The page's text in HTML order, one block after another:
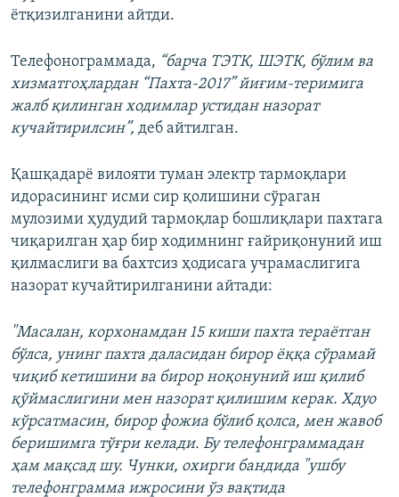
ётқизилганини айтди.
Телефонограммада, “барча ТЭТК, ШЭТК, бўлим ва
хизматгоҳлардан “Пахта-2017” йиғим-теримига
жалб қилинган ходимлар устидан назорат
кучайтирилсин”, деб айтилган.
Қашқадарё вилояти туман электр тармоқлари
идорасининг исми сир қолишини сўраган
мулозими ҳудудий тармоқлар бошлиқлари пахтага
чиқарилган ҳар бир ходимнинг ғайриқонуний иш
қилмаслиги ва бахтсиз ҳодисага учрамаслигига
назорат кучайтирилганини айтади:
"Масалан, корхонамдан 15 киши пахта тераётган
бўлса, унинг пахта даласидан бирор ёққа сўрамай
чиқиб кетишини ва бирор ноқонуний иш қилиб
қўймаслигини мен назорат қилишим керак. Хдуо
кўрсатмасин, бирор фожиа бўлиб қолса, мен жавоб
беришимга тўғри келади. Бу телефонграммадан
ҳам мақсад шу. Чунки, охирги бандида "ушбу
телефонграмма ижросини ўз вақтида